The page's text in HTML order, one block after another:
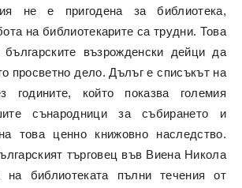
не е пригодена за библиотека,
на библиотекарите са трудни. Това
възрожденски дейци да
просветно дело. Дълъг е списъкът на
годините, който показва големия
сънародници за събирането и
това ценно книжовно наследство.
търговец във Виена Никола
на библиотеката пълни течения от